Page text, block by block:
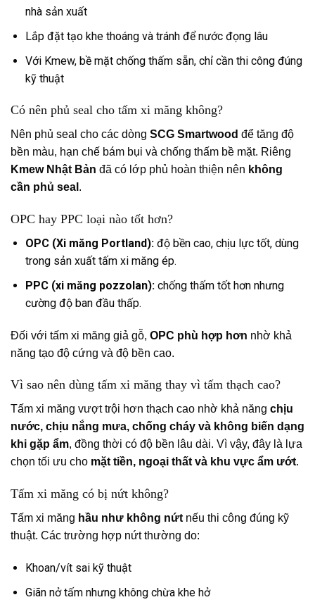
nhà sản xuất
Lắp đặt tạo khe thoáng và tránh để nước đọng lâu
Với Kmew, bề mặt chống thấm sẵn, chỉ cần thi công đúng
kỹ thuật
Có nên phủ seal cho tấm xi măng không?
Nên phủ seal cho các dòng SCG Smartwood để tăng độ
bền màu, hạn chế bám bụi và chống thấm bề mặt. Riêng
Kmew Nhật Bản đã có lớp phủ hoàn thiện nên không
cần phủ seal .
OPC hay PPC loại nào tốt hơn?
OPC (Xi măng Portland):độ bền cao, chịu lực tốt, dùng
trong sản xuất tấm xi măng ép.
PPC (xi măng pozzolan):chống thấm tốt hơn nhưng
cường độ ban đầu thấp.
Đối với tấm xi măng giả gỗ, OPC phù hợp hơn nhờ khả
năng tạo độ cứng và độ bền cao.
Vì sao nên dùng tấm xi măng thay vì tấm thạch cao?
Tấm xi măng vượt trội hơn thạch cao nhờ khả năng chịu
nước, chịu nắng mưa, chống cháy và không biến dạng
khi gặp ẩm, đồng thời có độ bền lâu dài. Vì vậy, đây là lựa
chọn tối ưu cho mặt tiền, ngoại thất và khu vực ẩm ướt.
Tấm xi măng có bị nứt không?
Tấm xi măng hầu như không nứt nếu thi công đúng kỹ
thuật. Các trường hợp nứt thường do:
Khoan/vít sai kỹ thuật
Giãn nở tấm nhưng không chừa khe hở